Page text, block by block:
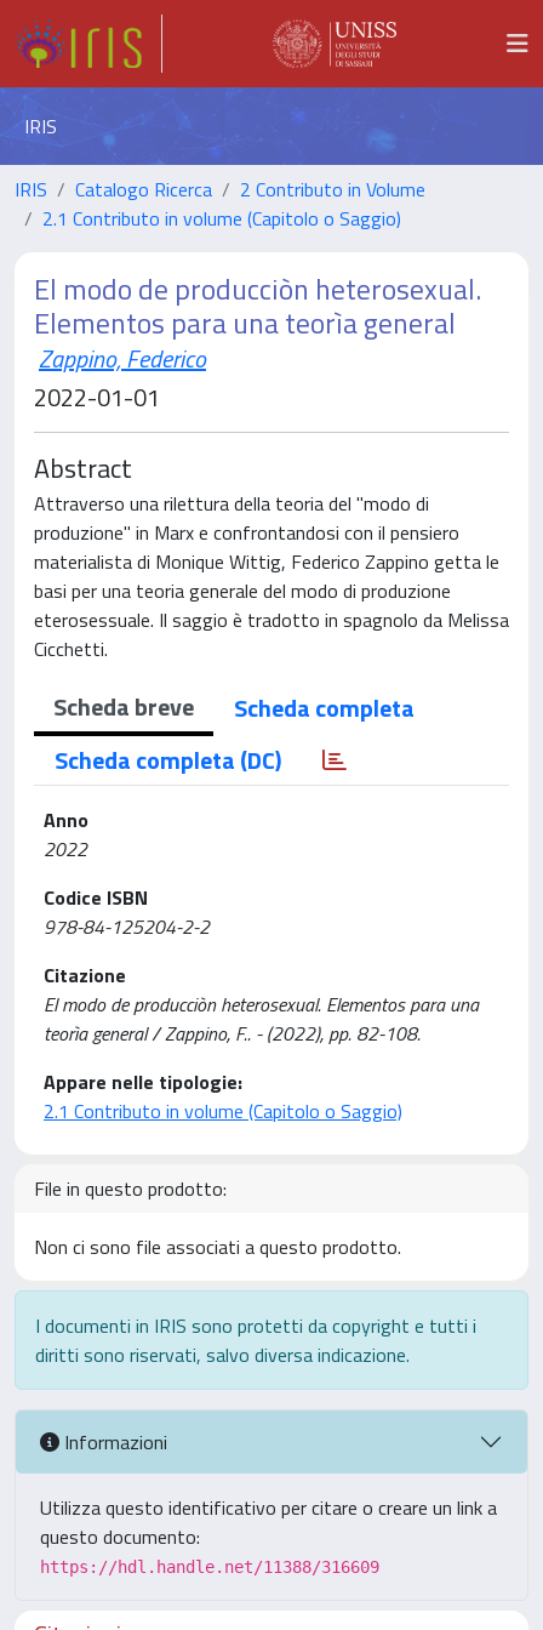
IRIS
IRIS Catalogo Ricerca
2 Contributo in Volume
2.1 Contributo in volume (Capitolo o Saggio)
El modo de producciòn heterosexual.
Elementos para una teorìa general
Zappino, Federico
2022-01-01
Abstract
Attraverso una rilettura della teoria del "modo di
produzione" in Marx e confrontandosi con il pensiero
materialista di Monique Wittig, Federico Zappino getta le
basi per una teoria generale del modo di produzione
eterosessuale. Il saggio è tradotto in spagnolo da Melissa
Cicchetti.
Scheda breve
Scheda completa
Scheda completa (DC)
Anno
2022
Codice ISBN
978-84-125204-2-2
Citazione
El modo de producciòn heterosexual. Elementos para una
teorìa general / Zappino, F.. - (2022), pp. 82-108.
Appare nelle tipologie:
2.1 Contributo in volume (Capitolo o Saggio)
File in questo prodotto:
Non ci sono file associati a questo prodotto.
I documenti in IRIS sono protetti da copyright e tutti i
diritti sono riservati, salvo diversa indicazione.
Informazioni
Utilizza questo identificativo per citare o creare un link a
questo documento:
https://hdl.handle.net/11388/316609